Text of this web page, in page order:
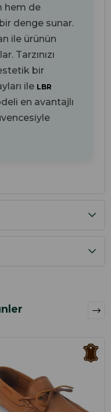
hem de
denge sunar.
ile ürünün
Tarzınızı
bir
ile LBR
en avantajlı